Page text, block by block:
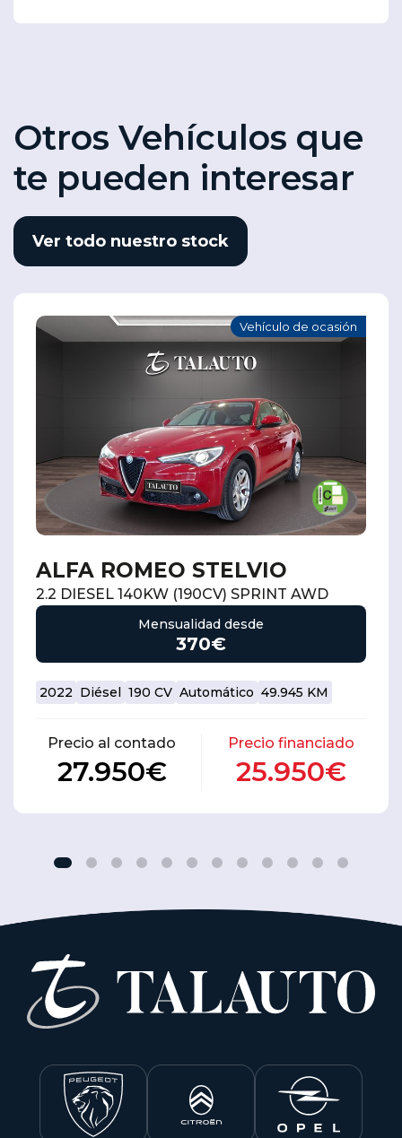
Otros Vehículos que
te pueden interesar
Ver todo nuestro stock
Vehículo de ocasión
ALFA ROMEO STELVIO
2.2 DIESEL 140KW (190CV) SPRINT AWD
Mensualidad desde
370€
2022 Diésel 190 CV Automático 49.945 KM
Precio al contado
27.950€
Precio financiado
25.950€